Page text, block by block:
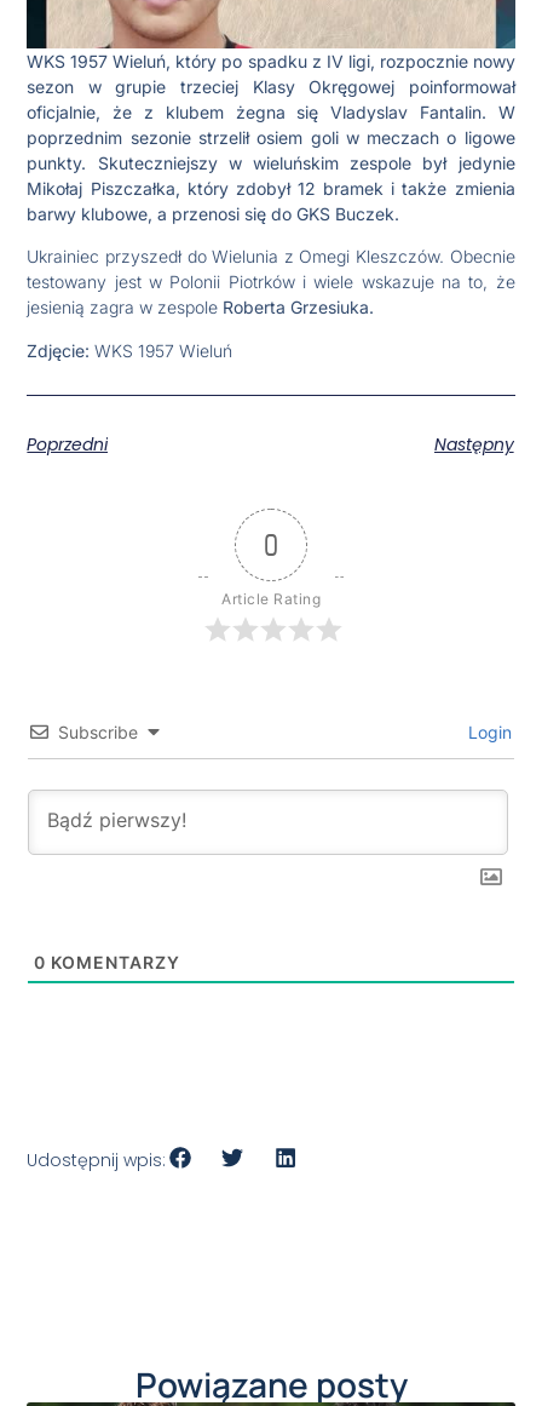
WKS 1957 Wieluń, który po spadku z IV ligi, rozpocznie nowy
sezon w grupie trzeciej Klasy Okręgowej poinformował
oficjalnie, że z klubem żegna się Vladyslav Fantalin. W
poprzednim sezonie strzelił osiem goli w meczach o ligowe
punkty. Skuteczniejszy w wieluńskim zespole był jedynie
Mikołaj Piszczałka, który zdobył 12 bramek i także zmienia
barwy klubowe, a przenosi się do GKS Buczek.
Ukrainiec przyszedł do Wielunia z Omegi Kleszczów. Obecnie
testowany jest w Polonii Piotrków i wiele wskazuje na to, że
jesienią zagra w zespole Roberta Grzesiuka.
Zdjęcie:WKS 1957 Wieluń
Poprzedni Następny
0
Article Rating
Subscribe Login
0 KOMENTARZY
Udostępnij wpis:
Powiązane posty